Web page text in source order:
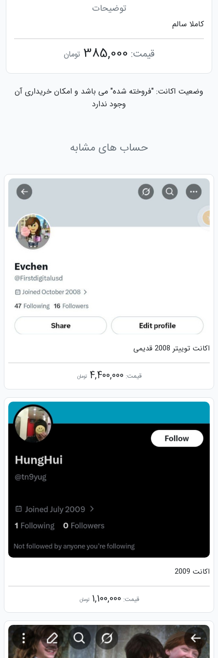
توضیحات
کاملا سالم
قیمت: 385,000 تومان
وضعیت اکانت: "فروخته شده" می باشد و امکان خریداری آن
وجود ندارد
حساب های مشابه
اکانت توییتر 2008 قدیمی
قیمت: 4,400,000 تومان
اکانت 2009
قیمت: 1,100,000 تومان